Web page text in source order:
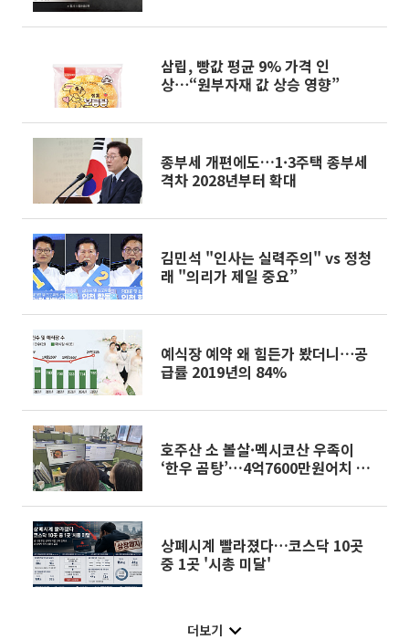
삼립, 빵값 평균 9% 가격 인
상⋯“원부자재 값 상승 영향”
종부세 개편에도…1·3주택 종부세
격차 2028년부터 확대
김민석 "인사는 실력주의" vs 정청
래 "의리가 제일 중요”
예식장 예약 왜 힘든가 봤더니⋯공
급률 2019년의 84%
호주산 소 볼살·멕시코산 우족이
‘한우 곰탕’…4억7600만원어치 팔
상폐시계 빨라졌다…코스닥 10곳
중 1곳 '시총 미달'
더보기